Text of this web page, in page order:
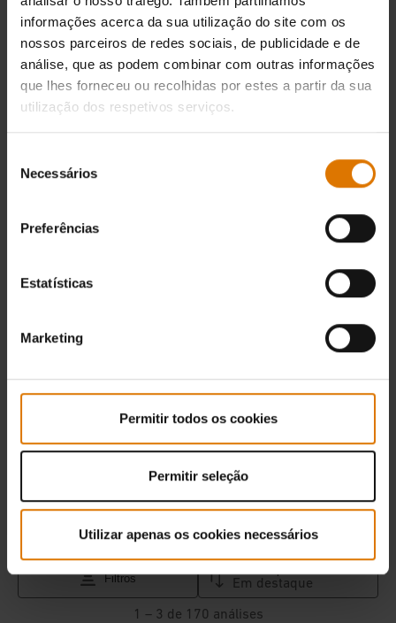
informações acerca da sua utilização do site com os
nossos parceiros de redes sociais, de publicidade e de
análise, que as podem combinar com outras informações
que lhes forneceu ou recolhidas por estes a partir da sua
utilização dos respetivos serviços.
Necessários
Preferências
Estatísticas
Marketing
Permitir todos os cookies
Permitir seleção
Utilizar apenas os cookies necessários